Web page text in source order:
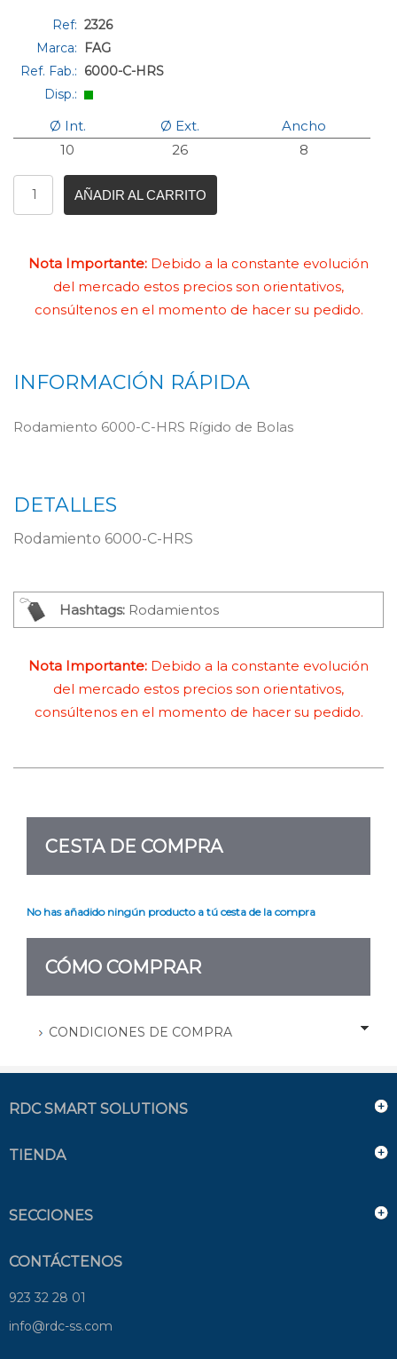
Ref: 2326
Marca:
FAG
Ref. Fab.: 6000-C-HRS
Disp.:
Ø Int. Ø Ext.
Ancho
10
26 8
AÑADIR AL CARRITO
Nota Importante: Debido a la constante evolución
del mercado estos precios son orientativos,
consúltenos en el momento de hacer su pedido.
INFORMACIÓN RÁPIDA
Rodamiento 6000-C-HRS Rígido de Bolas
DETALLES
Rodamiento 6000-C-HRS
Hashtags: Rodamientos
Nota Importante: Debido a la constante evolución
del mercado estos precios son orientativos,
consúltenos en el momento de hacer su pedido.
CESTA DE COMPRA
No has añadido ningún producto a tú cesta de la compra
CÓMO COMPRAR
CONDICIONES DE COMPRA
RDC SMART SOLUTIONS
TIENDA
SECCIONES
CONTÁCTENOS
923 32 28 01
info@rdc-ss.com